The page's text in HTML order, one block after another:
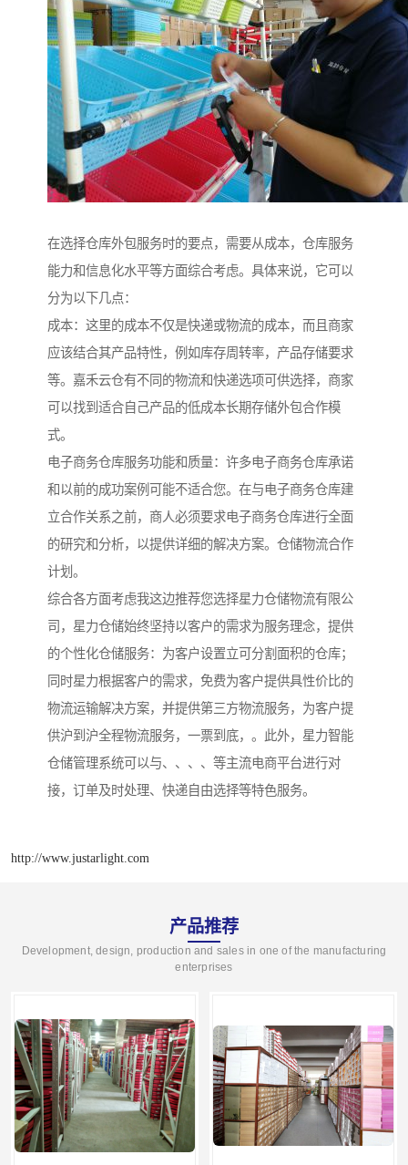
在选择仓库外包服务时的要点，需要从成本，仓库服务
能力和信息化水平等方面综合考虑。具体来说，它可以
分为以下几点：
成本：这里的成本不仅是快递或物流的成本，而且商家
应该结合其产品特性，例如库存周转率，产品存储要求
等。嘉禾云仓有不同的物流和快递选项可供选择，商家
可以找到适合自己产品的低成本长期存储外包合作模
式。
电子商务仓库服务功能和质量：许多电子商务仓库承诺
和以前的成功案例可能不适合您。在与电子商务仓库建
立合作关系之前，商人必须要求电子商务仓库进行全面
的研究和分析，以提供详细的解决方案。仓储物流合作
计划。
综合各方面考虑我这边推荐您选择星力仓储物流有限公
司，星力仓储始终坚持以客户的需求为服务理念，提供
的个性化仓储服务：为客户设置立可分割面积的仓库；
同时星力根据客户的需求，免费为客户提供具性价比的
物流运输解决方案，并提供第三方物流服务，为客户提
供沪到沪全程物流服务，一票到底，。此外，星力智能
仓储管理系统可以与、、、、等主流电商平台进行对
接，订单及时处理、快递自由选择等特色服务。
http://www.justarlight.com
产品推荐
Development, design, production and sales in one of the manufacturing
enterprises